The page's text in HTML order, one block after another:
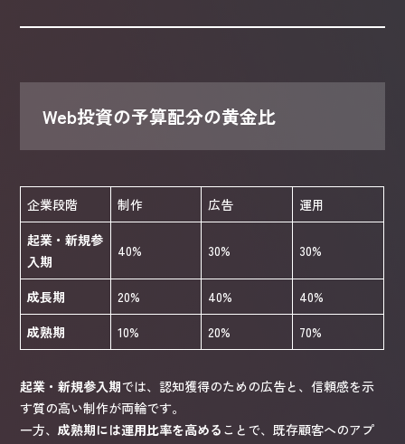
Web投資の予算配分の黄金比
企業段階 制作 広告
運用
起業・新規参
入期
40% 30% 30%
成長期 20% 40%
40%
成熟期
10% 20% 70%
起業・新規参入期では、認知獲得のための広告と、信頼感を示
す質の高い制作が両輪です。
一方、成熟期には運用比率を高める ことで、既存顧客へのアプ